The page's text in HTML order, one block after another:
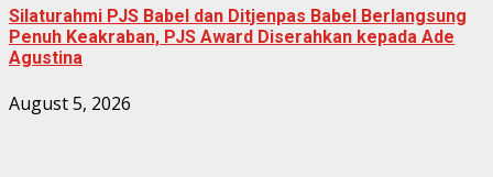
Silaturahmi PJS Babel dan Ditjenpas Babel Berlangsung
Penuh Keakraban, PJS Award Diserahkan kepada Ade
Agustina
August 5, 2026